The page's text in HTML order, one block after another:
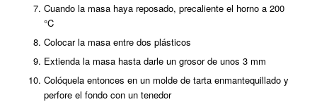
Cuando la masa haya reposado, precaliente el horno a 200
°C
Colocar la masa entre dos plásticos
Extienda la masa hasta darle un grosor de unos 3 mm
Colóquela entonces en un molde de tarta enmantequillado y
perfore el fondo con un tenedor